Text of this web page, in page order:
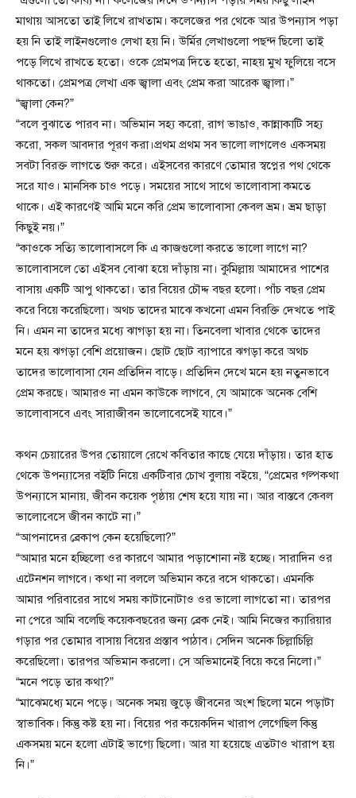
মাথায় আসতো তাই লিখে রাখতাম। কলেজের পর থেকে আর উপন্যাস পড়া
হয় নি তাই লাইনগুলোও লেখা হয় নি। উর্মির লেখাগুলো পছন্দ ছিলো তাই
পড়ে লিখে রাখতে হতো। ওকে প্রেমপত্র দিতে হতো, নাহয় মুখ ফুলিয়ে বসে
থাকতো। প্রেমপত্র লেখা এক জ্বালা এবং প্রেম করা আরেক জ্বালা।”
“জ্বালা কেন?”
“বলে বুঝাতে পারব না। অভিমান সহ্য করো, রাগ ভাঙাও, কান্নাকাটি সহ্য
করো, সকল আবদার পূরণ করা।প্রথম প্রথম সব ভালো লাগলেও একসময়
সবটা বিরক্ত লাগতে শুরু করে। এইসবের কারণে তোমার স্বপ্নের পথ থেকে
সরে যাও। মানসিক চাও পড়ে। সময়ের সাথে সাথে ভালোবাসা কমতে
থাকে। এই কারণেই আমি মনে করি প্রেম ভালোবাসা কেবল ভ্রম। ভ্রম ছাড়া
কিছুই নয়।”
“কাওকে সত্যি ভালোবাসলে কি এ কাজগুলো করতে ভালো লাগে না?
ভালোবাসলে তো এইসব বোঝা হয়ে দাঁড়ায় না। কুমিল্লায় আমাদের পাশের
বাসায় একটি আপু থাকতো। তার বিয়ের চৌদ্দ বছর হলো। পাঁচ বছর প্রেম
করে বিয়ে করেছিলো। অথচ তাদের মাঝে কখনো এমন বিরক্তি দেখতে পাই
নি। এমন না তাদের মধ্যে ঝাগড়া হয় না। তিনবেলা খাবার থেকে তাদের
মনে হয় ঝগড়া বেশি প্রয়োজন। ছোট ছোট ব্যাপারে ঝগড়া করে অথচ
তাদের ভালোবাসা যেন প্রতিদিন বাড়ে। প্রতিদিন দেখে মনে হয় নতুনভাবে
প্রেম করছে। আমারও না এমন কাউকে লাগবে, যে আমাকে অনেক বেশি
ভালোবাসবে এবং সারাজীবন ভালোবেসেই যাবে।”
কথন চেয়ারের উপর তোয়ালে রেখে কবিতার কাছে যেয়ে দাঁড়ায়। তার হাত
থেকে উপন্যাসের বইটি নিয়ে একটিবার চোখ বুলায় বইয়ে, “প্রেমের গল্পকথা
উপন্যাসে মানায়, জীবন কয়েক পৃষ্ঠায় শেষ হয়ে যায় না। আর বাস্তবে কেবল
ভালোবেসে জীবন কাটে না।”
“আপনাদের ব্রেকাপ কেন হয়েছিলো?”
“আমার মনে হচ্ছিলো ওর কারণে আমার পড়াশোনা নষ্ট হচ্ছে। সারাদিন ওর
এটেনশন লাগবে। কথা না বললে অভিমান করে বসে থাকতো। এমনকি
আমার পরিবারের সাথে সময় কাটানোটাও ওর ভালো লাগতো না। তারপর
না পেরে আমি বলেছি কয়েকবছরের জন্য ব্রেক নেই। আমি নিজের ক্যারিয়ার
গড়ার পর তোমার বাসায় বিয়ের প্রস্তাব পাঠাব। সেদিন অনেক চিল্লাচিল্লি
করেছিলো। তারপর অভিমান করলো। সে অভিমানেই বিয়ে করে নিলো।”
“মনে পড়ে তার কথা?”
“মাঝেমধ্যে মনে পড়ে। অনেক সময় জুড়ে জীবনের অংশ ছিলো মনে পড়াটা
স্বাভাবিক। কিন্তু কষ্ট হয় না। বিয়ের পর কয়েকদিন খারাপ লেগেছিল কিন্তু
একসময় মনে হলো এটাই ভাগ্যে ছিলো। আর যা হয়েছে এতটাও খারাপ হয়
নি।”